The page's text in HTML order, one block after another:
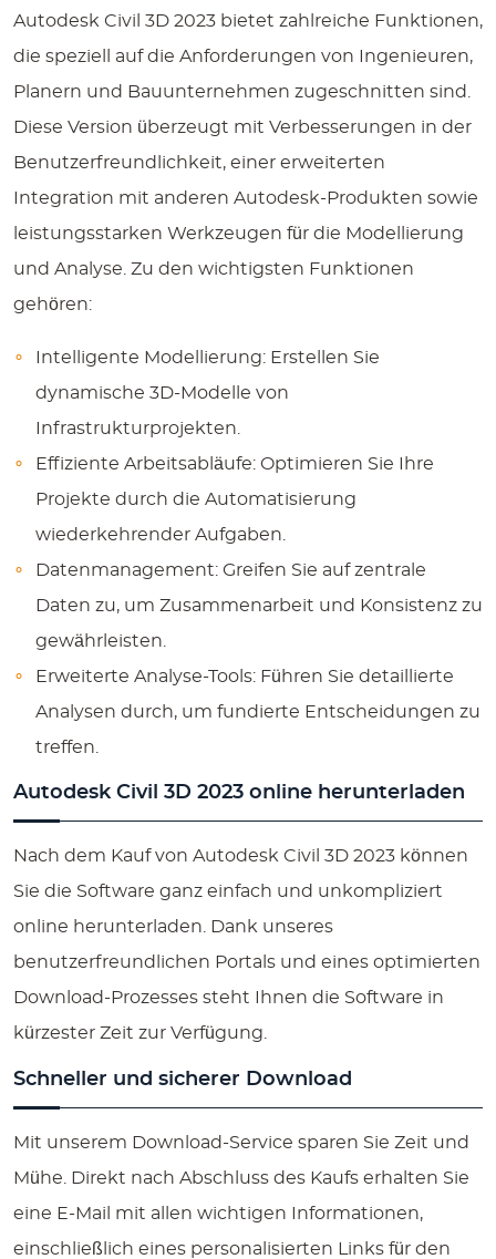
Autodesk Civil 3D 2023 bietet zahlreiche Funktionen,
die speziell auf die Anforderungen von Ingenieuren,
Planern und Bauunternehmen zugeschnitten sind.
Diese Version überzeugt mit Verbesserungen in der
Benutzerfreundlichkeit, einer erweiterten
Integration mit anderen Autodesk-Produkten sowie
leistungsstarken Werkzeugen für die Modellierung
und Analyse. Zu den wichtigsten Funktionen
gehören:
Intelligente Modellierung: Erstellen Sie
dynamische 3D-Modelle von
Infrastrukturprojekten.
Effiziente Arbeitsabläufe: Optimieren Sie Ihre
Projekte durch die Automatisierung
wiederkehrender Aufgaben.
Datenmanagement: Greifen Sie auf zentrale
Daten zu, um Zusammenarbeit und Konsistenz zu
gewährleisten.
Erweiterte Analyse-Tools: Führen Sie detaillierte
Analysen durch, um fundierte Entscheidungen zu
treffen.
Autodesk Civil 3D 2023 online herunterladen
Nach dem Kauf von Autodesk Civil 3D 2023 können
Sie die Software ganz einfach und unkompliziert
online herunterladen. Dank unseres
benutzerfreundlichen Portals und eines optimierten
Download-Prozesses steht Ihnen die Software in
kürzester Zeit zur Verfügung.
Schneller und sicherer Download
Mit unserem Download-Service sparen Sie Zeit und
Mühe. Direkt nach Abschluss des Kaufs erhalten Sie
eine E-Mail mit allen wichtigen Informationen,
einschließlich eines personalisierten Links für den